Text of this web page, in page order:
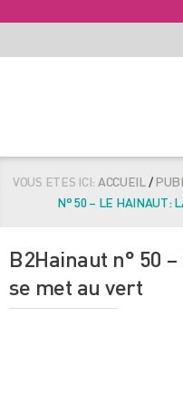
VOUS ETES ICI: ACCUEIL/
N° 50 – LE HAINAUT:
B2Hainaut n° 50
se met au vert